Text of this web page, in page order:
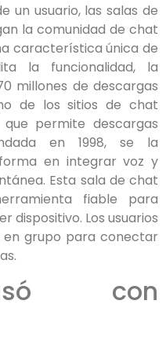
un usuario, las salas de
la comunidad de chat
característica única de
la funcionalidad, la
millones de descargas
de los sitios de chat
permite descargas
en 1998, se la
en integrar voz y
Esta sala de chat
fiable para
dispositivo. Los usuarios
grupo para conectar
con